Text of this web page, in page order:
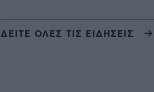
ΔΕΙΤΕ ΟΛΕΣ ΤΙΣ ΕΙΔΗΣΕΙΣ